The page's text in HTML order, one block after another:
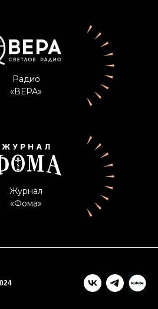
Журнал
«Фома»
Радио
«ВЕРА»